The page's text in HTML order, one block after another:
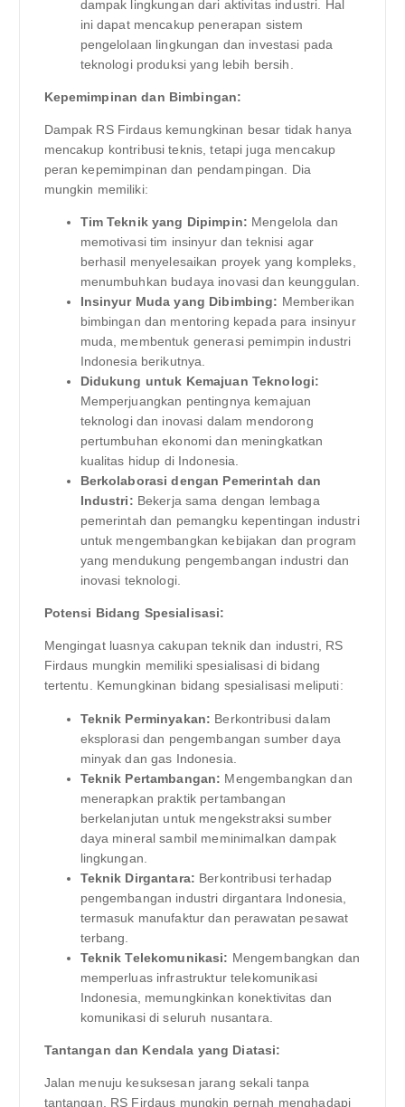
dampak lingkungan dari aktivitas industri. Hal
ini dapat mencakup penerapan sistem
pengelolaan lingkungan dan investasi pada
teknologi produksi yang lebih bersih.
Kepemimpinan dan Bimbingan:
Dampak RS Firdaus kemungkinan besar tidak hanya
mencakup kontribusi teknis, tetapi juga mencakup
peran kepemimpinan dan pendampingan. Dia
mungkin memiliki:
Tim Teknik yang Dipimpin: Mengelola dan
memotivasi tim insinyur dan teknisi agar
berhasil menyelesaikan proyek yang kompleks,
menumbuhkan budaya inovasi dan keunggulan.
Insinyur Muda yang Dibimbing: Memberikan
bimbingan dan mentoring kepada para insinyur
muda, membentuk generasi pemimpin industri
Indonesia berikutnya.
Didukung untuk Kemajuan Teknologi:
Memperjuangkan pentingnya kemajuan
teknologi dan inovasi dalam mendorong
pertumbuhan ekonomi dan meningkatkan
kualitas hidup di Indonesia.
Berkolaborasi dengan Pemerintah dan
Industri: Bekerja sama dengan lembaga
pemerintah dan pemangku kepentingan industri
untuk mengembangkan kebijakan dan program
yang mendukung pengembangan industri dan
inovasi teknologi.
Potensi Bidang Spesialisasi:
Mengingat luasnya cakupan teknik dan industri, RS
Firdaus mungkin memiliki spesialisasi di bidang
tertentu. Kemungkinan bidang spesialisasi meliputi:
Teknik Perminyakan: Berkontribusi dalam
eksplorasi dan pengembangan sumber daya
minyak dan gas Indonesia.
Teknik Pertambangan: Mengembangkan dan
menerapkan praktik pertambangan
berkelanjutan untuk mengekstraksi sumber
daya mineral sambil meminimalkan dampak
lingkungan.
Teknik Dirgantara: Berkontribusi terhadap
pengembangan industri dirgantara Indonesia,
termasuk manufaktur dan perawatan pesawat
terbang.
Teknik Telekomunikasi: Mengembangkan dan
memperluas infrastruktur telekomunikasi
Indonesia, memungkinkan konektivitas dan
komunikasi di seluruh nusantara.
Tantangan dan Kendala yang Diatasi:
Jalan menuju kesuksesan jarang sekali tanpa
tantangan. RS Firdaus mungkin pernah menghadapi